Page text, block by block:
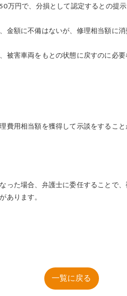
円で、分損として認定するとの提示
額に不備はないが、修理相当額に消
害車両をもとの状態に戻すのに必要
用相当額を獲得して示談をすること
た場合、弁護士に委任することで
あります。
一覧に戻る